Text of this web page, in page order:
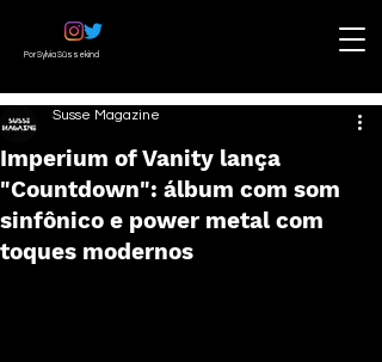
Por Sylvia Süssekind
Imperium of Vanity lança
"Countdown": álbum com som
sinfônico e power metal com
toques modernos
Susse Magazine